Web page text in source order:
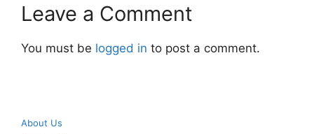
Leave a Comment
You must be logged in to post a comment.
About Us